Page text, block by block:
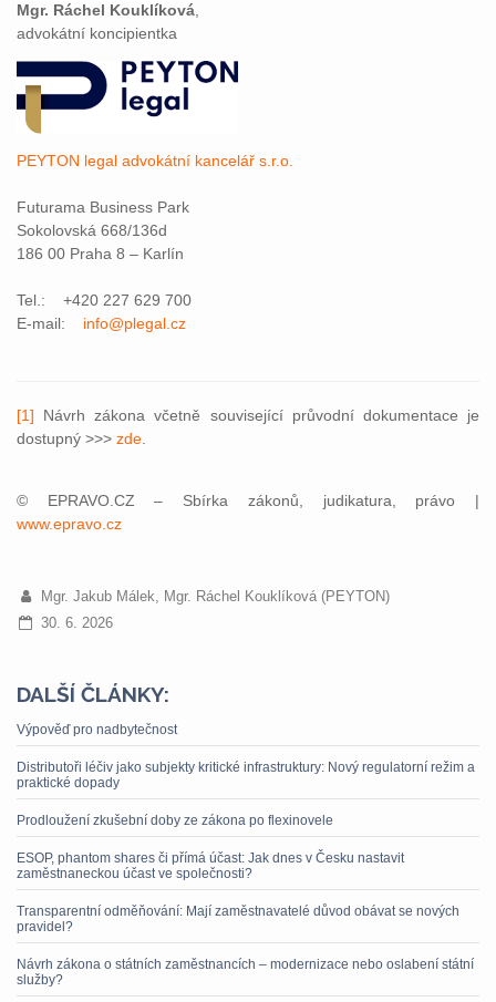
Mgr. Ráchel Kouklíková
advokátní koncipientka
PEYTON legal advokátní kancelář s.r.o.
Futurama Business Park
Sokolovská 668/136d
186 00 Praha 8 – Karlín
Tel.: +420 227 629 700
E-mail: info@plegal.cz
[1] Návrh zákona včetně související průvodní dokumentace je
dostupný >>> zde
© EPRAVO.CZ – Sbírka zákonů, judikatura, právo |
www.epravo.cz
Mgr. Jakub Málek, Mgr. Ráchel Kouklíková (PEYTON)
30. 6. 2026
DALŠÍ ČLÁNKY:
Výpověď pro nadbytečnost
Distributoři léčiv jako subjekty kritické infrastruktury: Nový regulatorní režim a
praktické dopady
Prodloužení zkušební doby ze zákona po flexinovele
ESOP, phantom shares či přímá účast: Jak dnes v Česku nastavit
zaměstnaneckou účast ve společnosti?
Transparentní odměňování: Mají zaměstnavatelé důvod obávat se nových
pravidel?
Návrh zákona o státních zaměstnancích – modernizace nebo oslabení státní
služby?